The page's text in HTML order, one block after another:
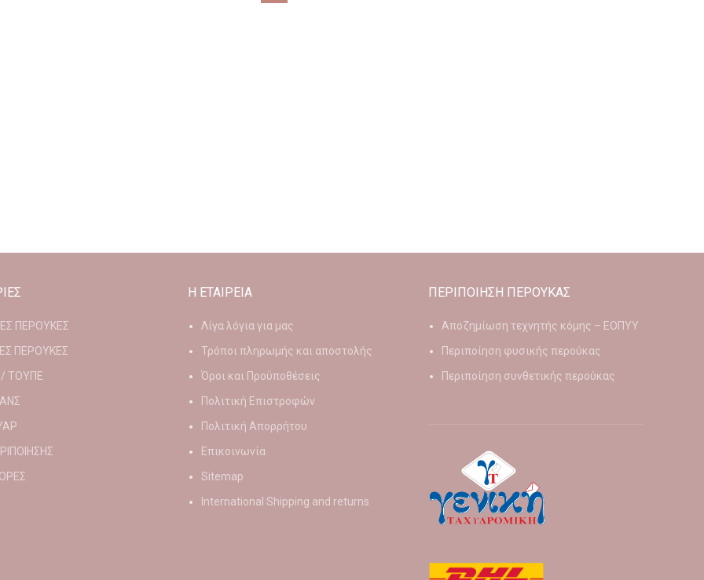
ΠΕΡΟΥΚΕΣ
ΠΕΡΟΥΚΕΣ
/ ΤΟΥΠΕ
Η ΕΤΑΙΡΕΙΑ
Λίγα λόγια για μας
Τρόποι πληρωμής και αποστολής
Όροι και Προϋποθέσεις
Πολιτική Επιστροφών
Πολιτική Απορρήτου
Επικοινωνία
Sitemap
International Shipping and returns
ΠΕΡΙΠΟΙΗΣΗ ΠΕΡΟΥΚΑΣ
Αποζημίωση τεχνητής κόμης – ΕΟΠΥΥ
Περιποίηση φυσικής περούκας
Περιποίηση συνθετικής περούκας